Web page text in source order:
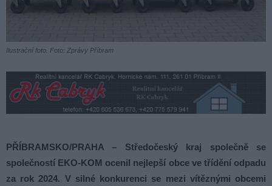
Ilustrační foto. Foto: Zprávy Příbram
PŘÍBRAMSKO/PRAHA – Středočeský kraj společně se
společností EKO-KOM ocenil nejlepší obce ve třídění odpadu
za rok 2024. V silné konkurenci se mezi vítěznými obcemi